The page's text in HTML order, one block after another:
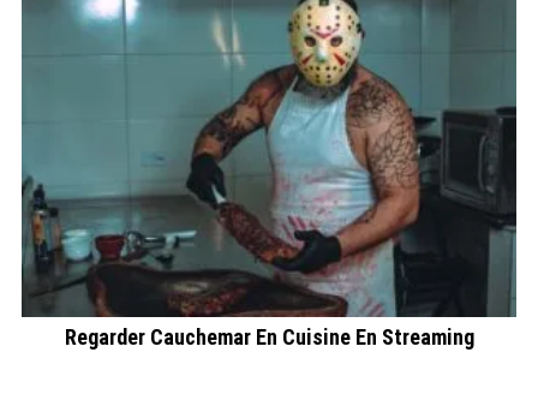
Regarder Cauchemar En Cuisine En Streaming